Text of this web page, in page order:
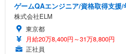
ゲームQAエンジニア/資格取得支援
株式会社ELM
東京都
月給20万8,400円～31万8,800円
正社員